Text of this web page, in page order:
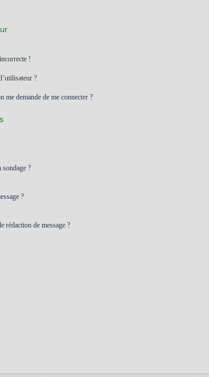
!
?
me demande de me connecter ?
?
?
rédaction de message ?